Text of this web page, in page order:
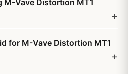
M-Vave Distortion MT1
for M-Vave Distortion MT1